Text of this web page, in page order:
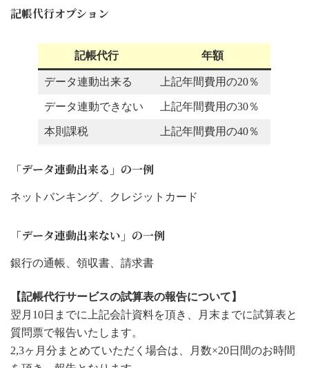
記帳代行オプション
記帳代行 年額
データ連動出来る 上記年間費用の20％
データ連動できない 上記年間費用の30％
本則課税 上記年間費用の40％
「データ連動出来る」の一例
ネットバンキング、クレジットカード
「データ連動出来ない」の一例
銀行の通帳、領収書、請求書
【記帳代行サービスの試算表の報告について】
翌月10日までに上記会計資料を頂き、月末までに試算表と
質問票で報告いたします。
2,3ヶ月分まとめていただく場合は、月数×20日間のお時間